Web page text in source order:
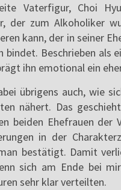
Vaterfigur, Choi
der zum Alkoholiker
kann, der in seiner
bindet. Beschrieben als
ihn emotional ein
übrigens auch, wie
nähert. Das
beiden Ehefrauen der
in der
bestätigt. Damit
sich am Ende bei
sehr klar verteilten.